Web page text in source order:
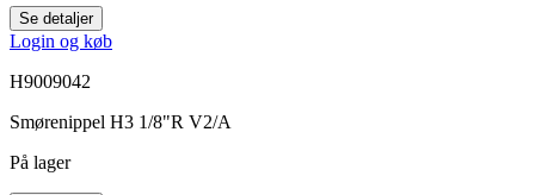
Se detaljer
Login og køb
H9009042
Smørenippel H3 1/8"R V2/A
På lager